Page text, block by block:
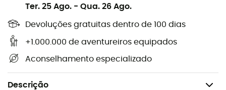
Ter. 25 Ago. - Qua. 26 Ago.
Devoluções gratuitas dentro de 100 dias
+1.000.000 de aventureiros equipados
Aconselhamento especializado
Descrição
Fabricado na Alemanha
Faixa elástica
Logotipo impresso na fivela do cinto
Materiais: 39% Poliéster - 36% Poliacrílico - 25%
Peso: 88 g